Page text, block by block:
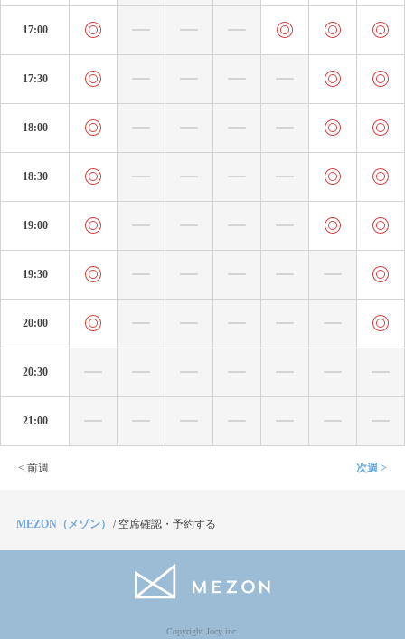
17:00
17:30
18:00
18:30
19:00
19:30
20:00
20:30
21:00
< 前週 次週 >
MEZON（メゾン） / 空席確認・予約する
Copyright Jocy inc.